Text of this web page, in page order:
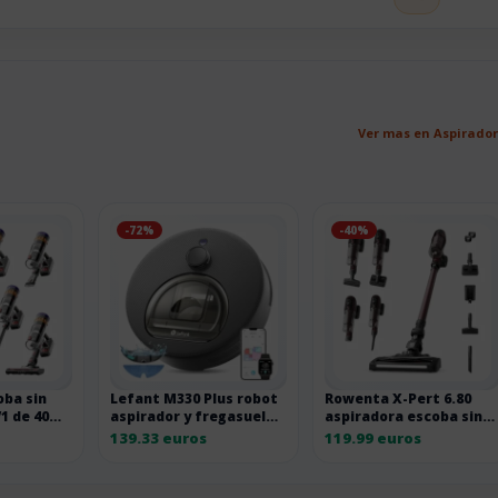
Ver mas en
sin
de 40
-72%
Lefant M330 Plus robot
aspirador y fregasuelos
3 en 1 3EN1 5000PA
139.33 euros
-40%
Rowenta X-Pert 6.80
aspiradora escoba sin
cable RH6483E0
119.99 euros